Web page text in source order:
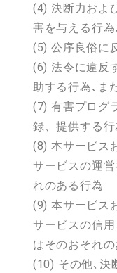
(4) 決断力およ
害を与える行
(5) 公序良俗に
(6) 法令に違反
助する行為､ま
(7) 有害プログ
録、提供する行
(8) 本サービス
サービスの運
れのある行為
(9) 本サービス
サービスの信
はそのおそれ
(10) その他､決